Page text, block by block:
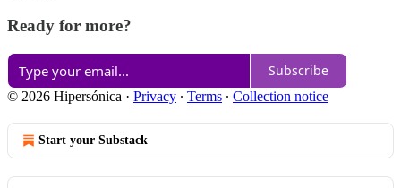
Ready for more?
Subscribe
© 2026 Hipersónica · Privacy ∙ Terms ∙ Collection notice
Start your Substack